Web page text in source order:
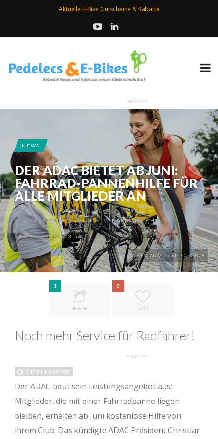
Aktuelle E-Bike Gutscheine & Rabatte
BILD: ADAC / GERD GEORGE
NEWS
DER ADAC BIETET AB JUNI:
FAHRRAD-PANNENHILFE FÜR
ALLE MITGLIEDER AN
VON PRESSEMITTEILUNG •VERÖFFENTLICHT AM
24.05.2022 UM 13:56
0
SHARE
0
LOVE
Noch mehr Service für Radfahrer!
2 min Lesezeit
Der ADAC baut sein Leistungsangebot aus:
Mitglieder, die mit einer Fahrradpanne liegen
bleiben, erhalten ab Juni kostenlose Hilfe von
ihrem Club. Das kündigte ADAC Präsident Christian